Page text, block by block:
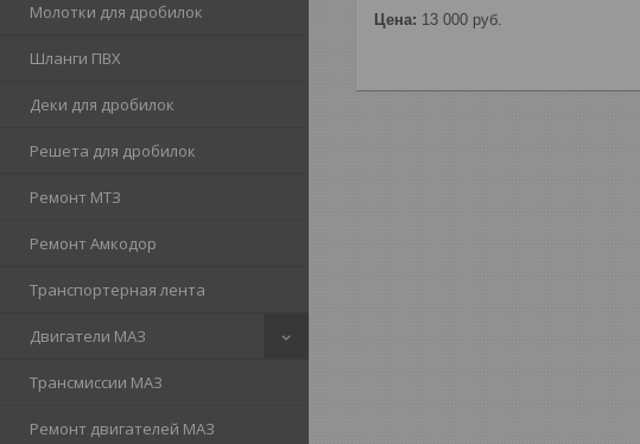
Молотки для дробилок
Шланги ПВХ
Деки для дробилок
Решета для дробилок
Ремонт МТЗ
Ремонт Амкодор
Транспортерная лента
Двигатели МАЗ
Трансмиссии МАЗ
Ремонт двигателей МАЗ
Цена: 13 000 руб.